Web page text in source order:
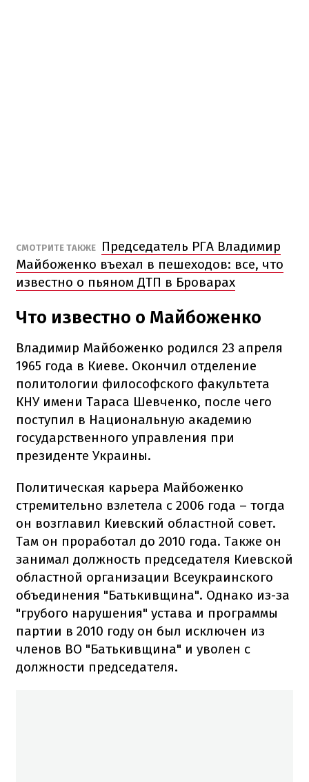
СМОТРИТЕ ТАКЖЕ
Председатель РГА Владимир
Майбоженко въехал в пешеходов: все, что
известно о пьяном ДТП в Броварах
Что известно о Майбоженко
Владимир Майбоженко родился 23 апреля
1965 года в Киеве. Окончил отделение
политологии философского факультета
КНУ имени Тараса Шевченко, после чего
поступил в Национальную академию
государственного управления при
президенте Украины.
Политическая карьера Майбоженко
стремительно взлетела с 2006 года – тогда
он возглавил Киевский областной совет.
Там он проработал до 2010 года. Также он
занимал должность председателя Киевской
областной организации Всеукраинского
объединения "Батькивщина". Однако из-за
"грубого нарушения" устава и программы
партии в 2010 году он был исключен из
членов ВО "Батькивщина" и уволен с
должности председателя.